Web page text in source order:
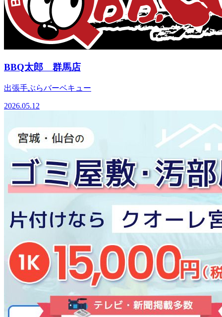
BBQ太郎 群馬店
出張手ぶらバーベキュー
2026.05.12